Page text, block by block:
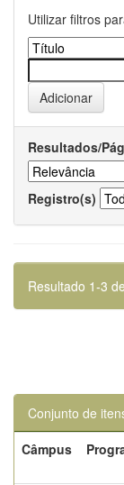
Utilizar filtros
Resultados/
Registro(s)
Resultado 1-3
Conjunto de
Câmpus